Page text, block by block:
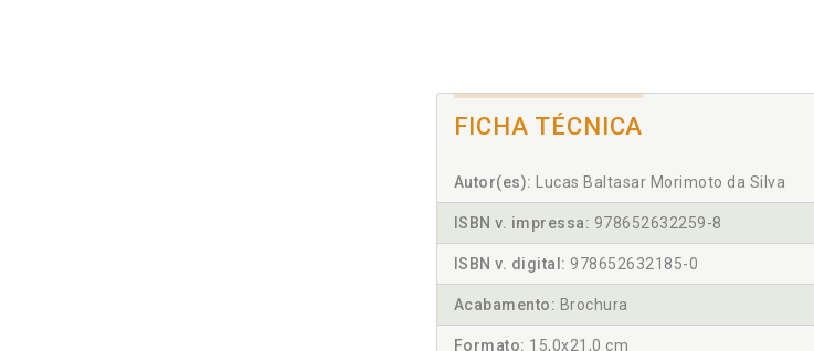
FICHA TÉCNICA
Autor(es): Lucas Baltasar Morimoto da Silva
ISBN v. impressa: 978652632259-8
ISBN v. digital: 978652632185-0
Acabamento: Brochura
Formato: 15,0x21,0 cm